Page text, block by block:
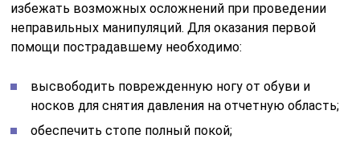
избежать возможных осложнений при проведении
неправильных манипуляций. Для оказания первой
помощи пострадавшему необходимо:
высвободить поврежденную ногу от обуви и
носков для снятия давления на отчетную область;
обеспечить стопе полный покой;